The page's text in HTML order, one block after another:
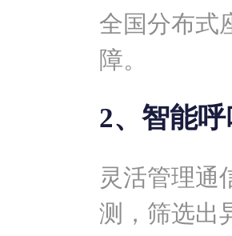
全国分布式
障。
2、智能呼
灵活管理通
测，筛选出